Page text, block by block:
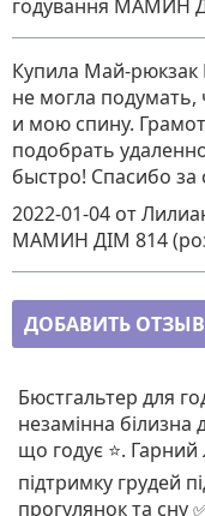
годування МАМИН
Купила Май-рюкзак
не могла подумать,
и мою спину.
подобрать
быстро! Спасибо за
2022-01-04 от
МАМИН ДІМ 814
ДОБАВИТЬ ОТЗЫВ
Бюстгальтер для
незамінна
що годує ⭐.
підтримку грудей
прогулянок та сну